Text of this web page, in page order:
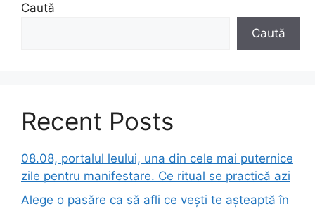
Caută
Caută
Recent Posts
08.08, portalul leului, una din cele mai puternice
zile pentru manifestare. Ce ritual se practică azi
Alege o pasăre ca să afli ce vești te așteaptă în